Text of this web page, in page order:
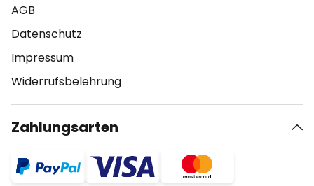
AGB
Datenschutz
Impressum
Widerrufsbelehrung
Zahlungsarten